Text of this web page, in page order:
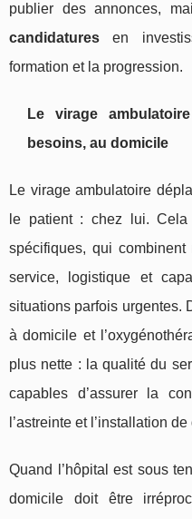
publier des annonces,
candidatures en
formation et la progression.
Le virage
besoins, au domicile
Le virage ambulatoire
le patient : chez lui. Cela
spécifiques, qui
service, logistique et
situations parfois urgentes.
à domicile et
plus nette : la qualité du
capables d’assurer la
l’astreinte et l’installation
Quand l’hôpital est sous
domicile doit être